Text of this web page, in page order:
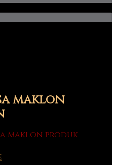
maklon
maklon produk